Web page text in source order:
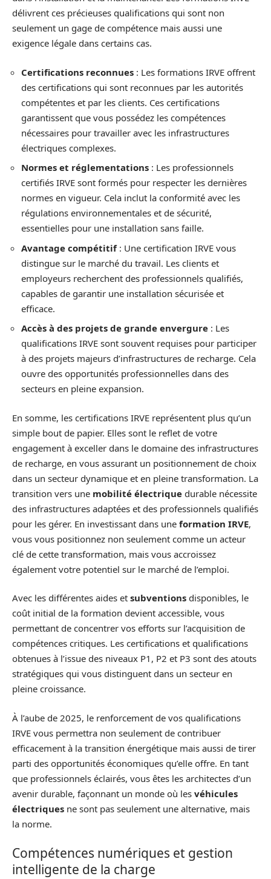
délivrent ces précieuses qualifications qui sont non
seulement un gage de compétence mais aussi une
exigence légale dans certains cas.
Certifications reconnues : Les formations IRVE offrent
des certifications qui sont reconnues par les autorités
compétentes et par les clients. Ces certifications
garantissent que vous possédez les compétences
nécessaires pour travailler avec les infrastructures
électriques complexes.
Normes et réglementations : Les professionnels
certifiés IRVE sont formés pour respecter les dernières
normes en vigueur. Cela inclut la conformité avec les
régulations environnementales et de sécurité,
essentielles pour une installation sans faille.
Avantage compétitif: Une certification IRVE vous
distingue sur le marché du travail. Les clients et
employeurs recherchent des professionnels qualifiés,
capables de garantir une installation sécurisée et
efficace.
Accès à des projets de grande envergure : Les
qualifications IRVE sont souvent requises pour participer
à des projets majeurs d’infrastructures de recharge. Cela
ouvre des opportunités professionnelles dans des
secteurs en pleine expansion.
En somme, les certifications IRVE représentent plus qu’un
simple bout de papier. Elles sont le reflet de votre
engagement à exceller dans le domaine des infrastructures
de recharge, en vous assurant un positionnement de choix
dans un secteur dynamique et en pleine transformation. La
transition vers une mobilité électrique durable nécessite
des infrastructures adaptées et des professionnels qualifiés
pour les gérer. En investissant dans une formation IRVE,
vous vous positionnez non seulement comme un acteur
clé de cette transformation, mais vous accroissez
également votre potentiel sur le marché de l’emploi.
Avec les différentes aides et subventions disponibles, le
coût initial de la formation devient accessible, vous
permettant de concentrer vos efforts sur l’acquisition de
compétences critiques. Les certifications et qualifications
obtenues à l’issue des niveaux P1, P2 et P3 sont des atouts
stratégiques qui vous distinguent dans un secteur en
pleine croissance.
À l’aube de 2025, le renforcement de vos qualifications
IRVE vous permettra non seulement de contribuer
efficacement à la transition énergétique mais aussi de tirer
parti des opportunités économiques qu’elle offre. En tant
que professionnels éclairés, vous êtes les architectes d’un
avenir durable, façonnant un monde où les véhicules
électriques ne sont pas seulement une alternative, mais
la norme.
Compétences numériques et gestion
intelligente de la charge